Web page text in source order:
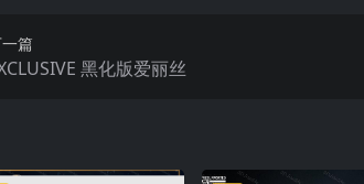
篇
黑化版爱丽丝